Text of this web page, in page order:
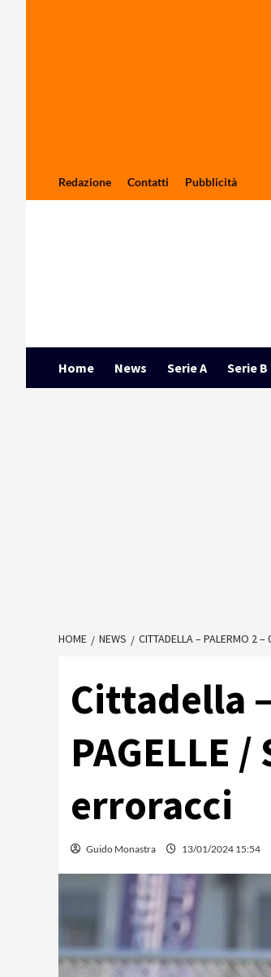
Redazione Contatti Pubblicità
Home News Serie A Serie B
HOME NEWS CITTADELLA – PALERMO 2 –
Cittadella
PAGELLE
erroracci
Guido Monastra 13/01/2024 15:54